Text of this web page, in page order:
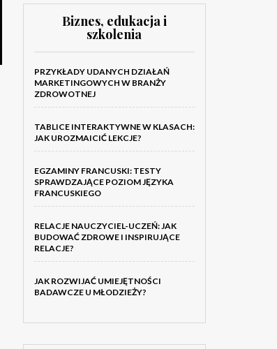
Biznes, edukacja i
szkolenia
PRZYKŁADY UDANYCH DZIAŁAŃ
MARKETINGOWYCH W BRANŻY
ZDROWOTNEJ
TABLICE INTERAKTYWNE W KLASACH:
JAK UROZMAICIĆ LEKCJE?
EGZAMINY FRANCUSKI: TESTY
SPRAWDZAJĄCE POZIOM JĘZYKA
FRANCUSKIEGO
RELACJE NAUCZYCIEL-UCZEŃ: JAK
BUDOWAĆ ZDROWE I INSPIRUJĄCE
RELACJE?
JAK ROZWIJAĆ UMIEJĘTNOŚCI
BADAWCZE U MŁODZIEŻY?